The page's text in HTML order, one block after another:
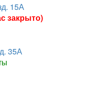
15А
закрыто)
35А